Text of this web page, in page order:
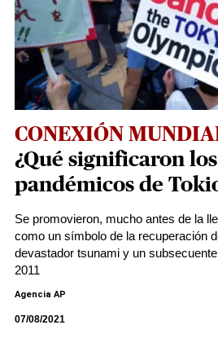
CONEXIÓN
¿Qué significaron los
pandémicos de
Se promovieron, mucho antes de la
como un símbolo de la recuperación
devastador tsunami y un
2011
Agencia AP
07/08/2021